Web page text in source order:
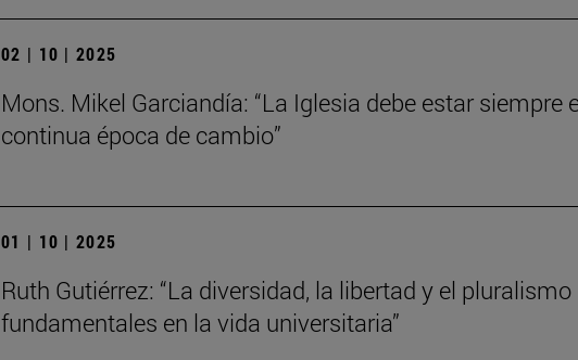
02 | 10 | 2025
Mons. Mikel Garciandía: “La Iglesia debe estar siempre
continua época de cambio”
01 | 10 | 2025
Ruth Gutiérrez: “La diversidad, la libertad y el
fundamentales en la vida universitaria”